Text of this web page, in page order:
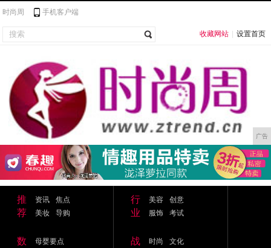
时尚周 手机客户端
收藏网站 设置首页
广告
推
荐
资讯
焦点
美妆
导购
行
业
美容
创意
服饰
考试
数
母婴要点
战
时尚
文化